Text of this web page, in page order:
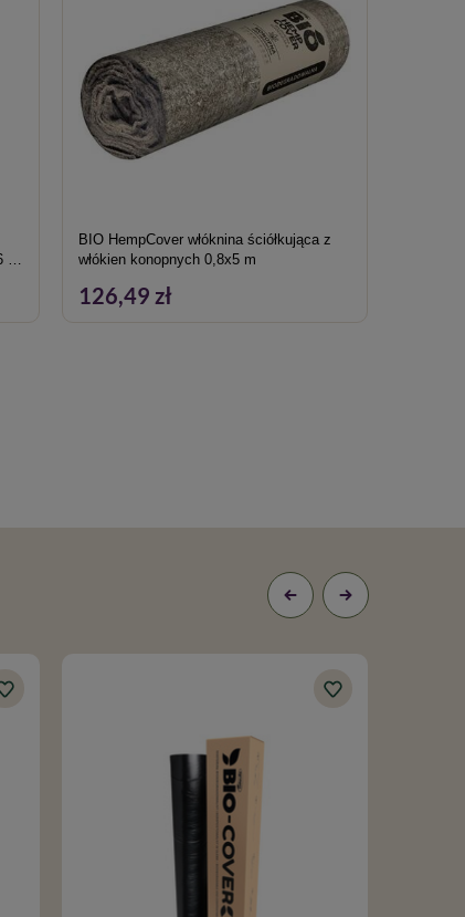
x
BIO HempCover włóknina ściółkująca z
włókien konopnych 0,8x5 m
126,49 zł